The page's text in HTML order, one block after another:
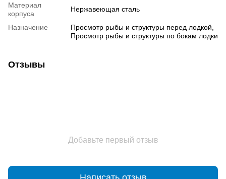
Материал
корпуса
Нержавеющая сталь
Назначение
Просмотр рыбы и структуры перед лодкой,
Просмотр рыбы и структуры по бокам лодки
Отзывы
Добавьте первый отзыв